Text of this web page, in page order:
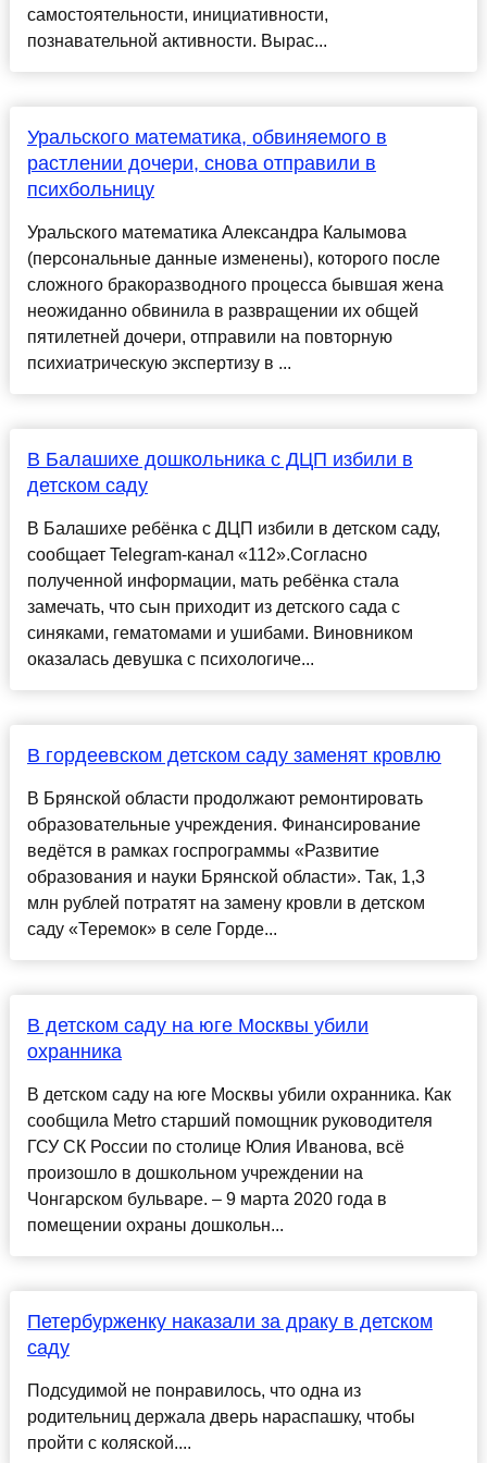
самостоятельности, инициативности,
познавательной активности. Вырас...
Уральского математика, обвиняемого в
растлении дочери, снова отправили в
психбольницу
Уральского математика Александра Калымова
(персональные данные изменены), которого после
сложного бракоразводного процесса бывшая жена
неожиданно обвинила в развращении их общей
пятилетней дочери, отправили на повторную
психиатрическую экспертизу в ...
В Балашихе дошкольника с ДЦП избили в
детском саду
В Балашихе ребёнка с ДЦП избили в детском саду,
сообщает Telegram-канал «112».Согласно
полученной информации, мать ребёнка стала
замечать, что сын приходит из детского сада с
синяками, гематомами и ушибами. Виновником
оказалась девушка с психологиче...
В гордеевском детском саду заменят кровлю
В Брянской области продолжают ремонтировать
образовательные учреждения. Финансирование
ведётся в рамках госпрограммы «Развитие
образования и науки Брянской области». Так, 1,3
млн рублей потратят на замену кровли в детском
саду «Теремок» в селе Горде...
В детском саду на юге Москвы убили
охранника
В детском саду на юге Москвы убили охранника. Как
сообщила Metro старший помощник руководителя
ГСУ СК России по столице Юлия Иванова, всё
произошло в дошкольном учреждении на
Чонгарском бульваре. – 9 марта 2020 года в
помещении охраны дошкольн...
Петербурженку наказали за драку в детском
саду
Подсудимой не понравилось, что одна из
родительниц держала дверь нараспашку, чтобы
пройти с коляской....